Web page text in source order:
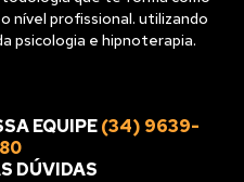
nível profissional. utilizando
psicologia e hipnoterapia.
EQUIPE(34) 9639-
DÚVIDAS